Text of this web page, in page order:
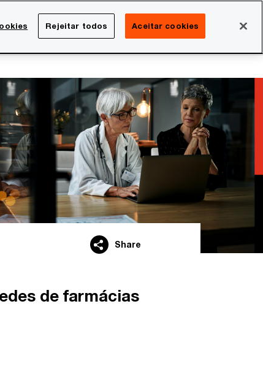
Sala de imprensa
Share
de farmácias
Rejeitar todos Aceitar cookies